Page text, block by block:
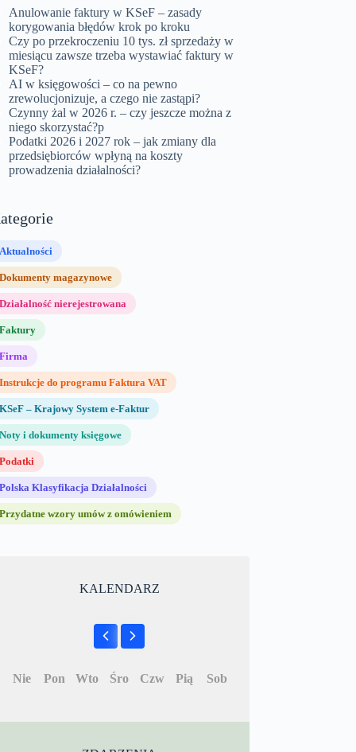
Anulowanie faktury w KSeF – zasady
korygowania błędów krok po kroku
Czy po przekroczeniu 10 tys. zł sprzedaży w
miesiącu zawsze trzeba wystawiać faktury w
KSeF?
AI w księgowości – co na pewno
zrewolucjonizuje, a czego nie zastąpi?
Czynny żal w 2026 r. – czy jeszcze można z
niego skorzystać?p
Podatki 2026 i 2027 rok – jak zmiany dla
przedsiębiorców wpłyną na koszty
prowadzenia działalności?
Aktualności
Dokumenty magazynowe
Działalność nierejestrowana
Faktury
Firma
Instrukcje do programu Faktura VAT
KSeF – Krajowy System e-Faktur
Noty i dokumenty księgowe
Podatki
Polska Klasyfikacja Działalności
Przydatne wzory umów z omówieniem
KALENDARZ
Nie Pon Wto Śro Czw Pią Sob